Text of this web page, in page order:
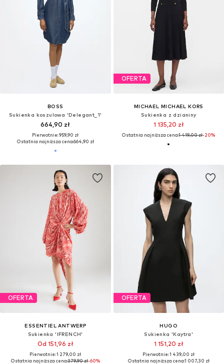
BOSS
Sukienka koszulowa 'Delegant_1'
664,90 zł
Pierwotnie: 959,90 zł
Ostatnia najniższa cena:664,90 zł
OFERTA
MICHAEL MICHAEL KORS
Sukienka z dzianiny
1 135,20 zł
Ostatnia najniższa cena:1 419,00 zł-20%
OFERTA
ESSENTIEL ANTWERP
Sukienka 'IFRENCH'
Od 151,96 zł
Pierwotnie: 1 279,00 zł
Ostatnia najniższa cena:379,90 zł-60%
OFERTA
HUGO
Sukienka 'Kaytra'
1 151,20 zł
Pierwotnie: 1 439,00 zł
Ostatnia najniższa cena:1 007,30 zł